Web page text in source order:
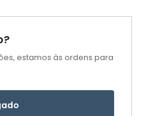
estamos às ordens para